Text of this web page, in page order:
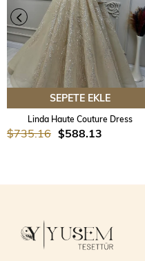
SEPETE EKLE
Linda Haute Couture Dress
$588.13
$735.16